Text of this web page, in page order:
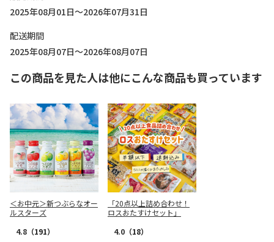
2025年08月01日～2026年07月31日
配送期間
2025年08月07日～2026年08月07日
この商品を見た人は他にこんな商品も買っています
＜お中元＞新つぶらなオー
ルスターズ
4.8 （191）
「20点以上詰め合わせ！
ロスおたすけセット」
4.0 （18）